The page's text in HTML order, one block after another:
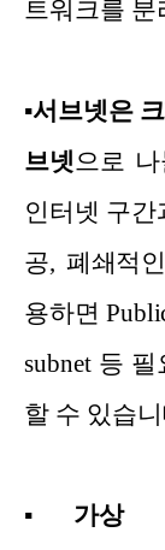
트워크를 분
▪서브넷은
브넷으로
인터넷 구
공, 폐쇄적
용하면
subnet 등
할 수 있습
▪ 가상